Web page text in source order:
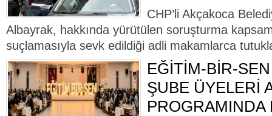
CHP’li Akçakoca
Albayrak, hakkında yürütülen soruşturma
suçlamasıyla sevk edildiği adli makamlarca
EĞİTİM-BİR-
ŞUBE ÜYELERİ
PROGRAMINDA